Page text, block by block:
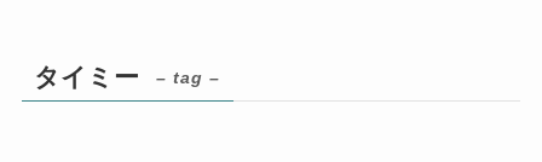
タイミー – tag –